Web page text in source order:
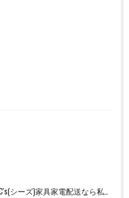
船橋株式会社C's(シーズ)家具家電配送なら私たちにお任せください！